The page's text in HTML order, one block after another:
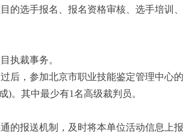
的选手报名、报名资格审核、选手培训
执裁事务。
后，参加北京市职业技能鉴定管理中心
。其中最少有1名高级裁判员。
报送机制，及时将本单位活动信息上